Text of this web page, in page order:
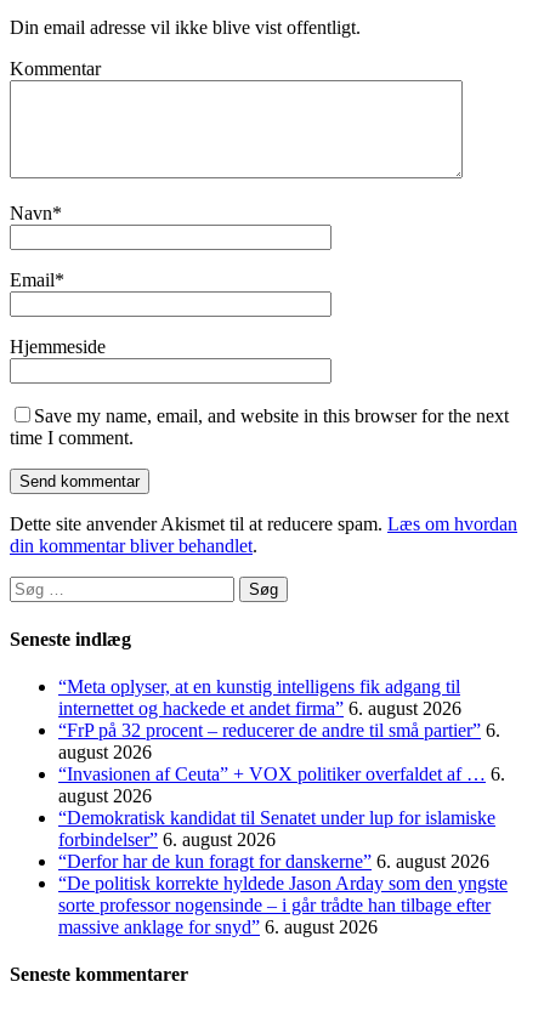
Din email adresse vil ikke blive vist offentligt.
Kommentar
Navn*
Email*
Hjemmeside
Save my name, email, and website in this browser for the next
time I comment.
Dette site anvender Akismet til at reducere spam. Læs om hvordan
din kommentar bliver behandlet.
Søg
efter:
Seneste indlæg
“Meta oplyser, at en kunstig intelligens fik adgang til
internettet og hackede et andet firma” 6. august 2026
“FrP på 32 procent – reducerer de andre til små partier” 6.
august 2026
“Invasionen af Ceuta” + VOX politiker overfaldet af … 6.
august 2026
“Demokratisk kandidat til Senatet under lup for islamiske
forbindelser” 6. august 2026
“Derfor har de kun foragt for danskerne” 6. august 2026
“De politisk korrekte hyldede Jason Arday som den yngste
sorte professor nogensinde – i går trådte han tilbage efter
massive anklage for snyd” 6. august 2026
Seneste kommentarer